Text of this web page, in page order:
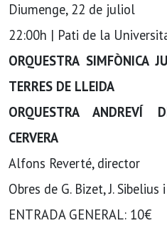
Diumenge, 22 de juliol
22:00h | Pati de la
ORQUESTRA SIMFÒNICA
TERRES DE LLEIDA
ORQUESTRA ANDREVÍ
CERVERA
Alfons Reverté, director
Obres de G. Bizet, J. Sibelius
ENTRADA GENERAL: 10€